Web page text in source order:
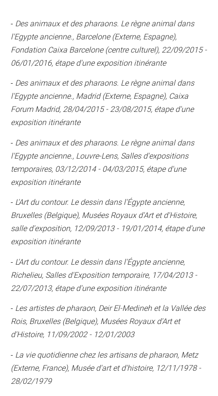
- Des animaux et des pharaons. Le règne animal dans
l'Egypte ancienne., Barcelone (Externe, Espagne),
Fondation Caixa Barcelone (centre culturel), 22/09/2015 -
06/01/2016, étape d'une exposition itinérante
- Des animaux et des pharaons. Le règne animal dans
l'Egypte ancienne., Madrid (Externe, Espagne), Caixa
Forum Madrid, 28/04/2015 - 23/08/2015, étape d'une
exposition itinérante
- Des animaux et des pharaons. Le règne animal dans
l'Egypte ancienne., Louvre-Lens, Salles d'expositions
temporaires, 03/12/2014 - 04/03/2015, étape d'une
exposition itinérante
- L'Art du contour. Le dessin dans l'Égypte ancienne,
Bruxelles (Belgique), Musées Royaux d'Art et d'Histoire,
salle d'exposition, 12/09/2013 - 19/01/2014, étape d'une
exposition itinérante
- L'Art du contour. Le dessin dans l'Égypte ancienne,
Richelieu, Salles d'Exposition temporaire, 17/04/2013 -
22/07/2013, étape d'une exposition itinérante
- Les artistes de pharaon, Deir El-Medineh et la Vallée des
Rois, Bruxelles (Belgique), Musées Royaux d'Art et
d'Histoire, 11/09/2002 - 12/01/2003
- La vie quotidienne chez les artisans de pharaon, Metz
(Externe, France), Musée d'art et d'histoire, 12/11/1978 -
28/02/1979